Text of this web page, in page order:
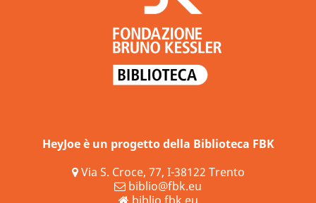
HeyJoe è un progetto della Biblioteca FBK
Via S. Croce, 77, I-38122 Trento
biblio@fbk.eu